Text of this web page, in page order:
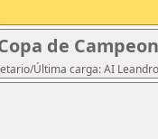
de
Última carga: AI